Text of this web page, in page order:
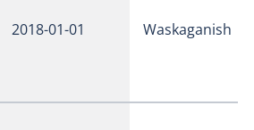
2018-01-01 Waskaganish